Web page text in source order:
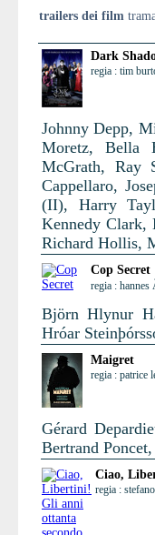
trailers dei film
Dark
regia : tim
Johnny Depp,
Moretz, Bella
McGrath, Ray
Cappellaro,
(II), Harry
Kennedy Clark,
Richard Hollis,
Cop Secret
regia : hannes
Björn Hlynur
Hróar
Maigret
regia : patrice
Gérard
Bertrand
Ciao,
regia :